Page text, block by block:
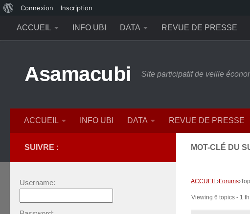
propos
de
Connexion Inscription
ACCUEIL
INFO UBI DATA REVUE DE PRESSE
Asamacubi Site participatif de veille
ACCUEIL INFO UBI DATA REVUE DE PRESSE
MOT-CLÉ DU
ACCUEIL›Forums›
Viewing 6 topics - 1
SUIVRE :
Username: